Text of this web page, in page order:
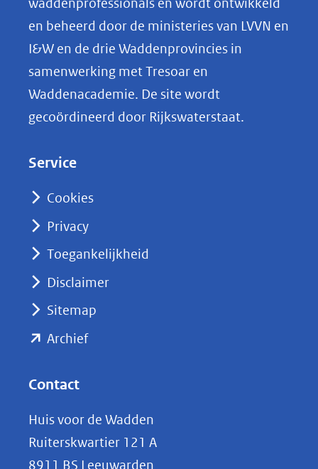
p
k
e
nieuw
naar
en beheerd door de ministeries van LVVN en
I&W en de drie Waddenprovincies in
samenwerking met Tresoar en
Waddenacademie. De site wordt
gecoördineerd door Rijkswaterstaat.
Service
Cookies
Privacy
Toegankelijkheid
Disclaimer
Sitemap
Archief(opent
(verwijst
naar
Contact
Huis voor de Wadden
Ruiterskwartier 121 A
8911 BS Leeuwarden